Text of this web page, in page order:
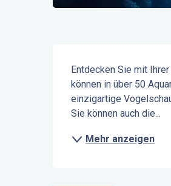
Beschreibung
Entdecken Sie mit
können in über 50
einzigartige
Sie können auch die...
Mehr anzeigen